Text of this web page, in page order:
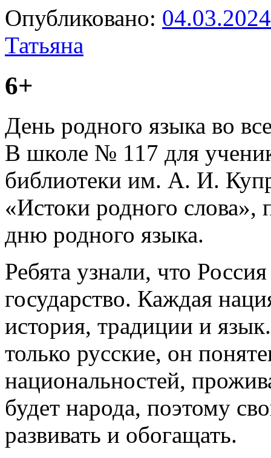
Опубликовано: 04.03.2024
Татьяна
6+
День родного языка во
В школе № 117 для
библиотеки им. А. И.
«Истоки родного
дню родного языка.
Ребята узнали, что
государство. Каждая
история, традиции и
только русские, он
национальностей,
будет народа, поэтому
развивать и обогащать.